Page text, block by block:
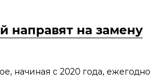
направят на замену
начиная с 2020 года, ежегодно